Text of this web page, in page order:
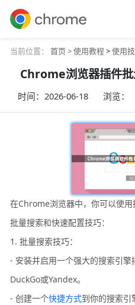
当前位置： 首页 >使用教程>使用
Chrome浏览器插件
时间：2026-06-18 浏览：
在Chrome浏览器中，你可以使
批量搜索和快速配置技巧：
1. 批量搜索技巧：
- 安装并启用一个强大的搜索引
DuckGo或Yandex。
- 创建一个快捷方式到你的搜索引